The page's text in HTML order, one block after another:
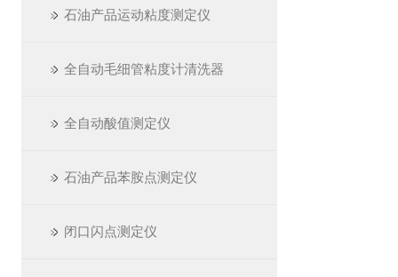
石油产品运动粘度测定仪
全自动毛细管粘度计清洗器
全自动酸值测定仪
石油产品苯胺点测定仪
闭口闪点测定仪